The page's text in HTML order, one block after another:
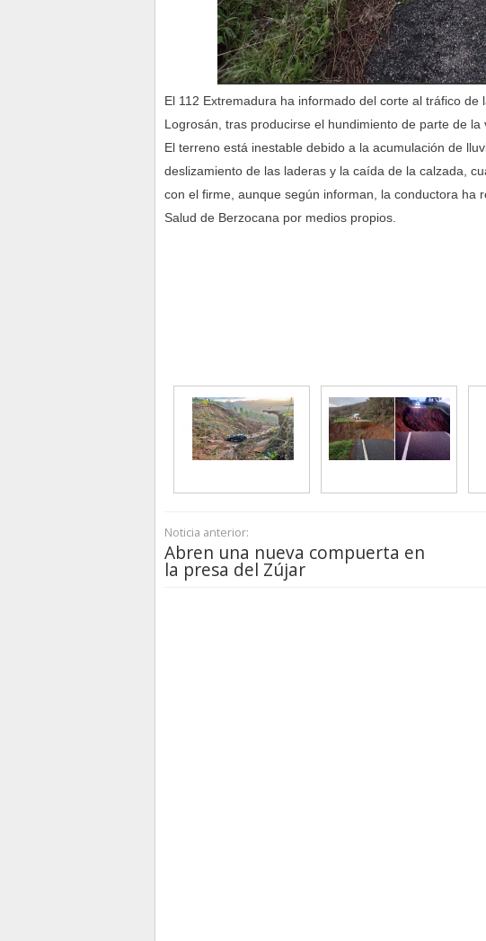
El 112 Extremadura ha informado del corte al tráfico
Logrosán, tras producirse el hundimiento de parte de la
El terreno está inestable debido a la acumulación de
deslizamiento de las laderas y la caída de la calzada,
con el firme, aunque según informan, la conductora ha
Salud de Berzocana por medios propios.
Noticia anterior:
Abren una nueva compuerta en
la presa del Zújar